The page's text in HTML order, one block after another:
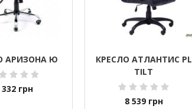
АРИЗОНА Ю
332 грн
КРЕСЛО АТЛАНТИС PL
TILT
8 539 грн